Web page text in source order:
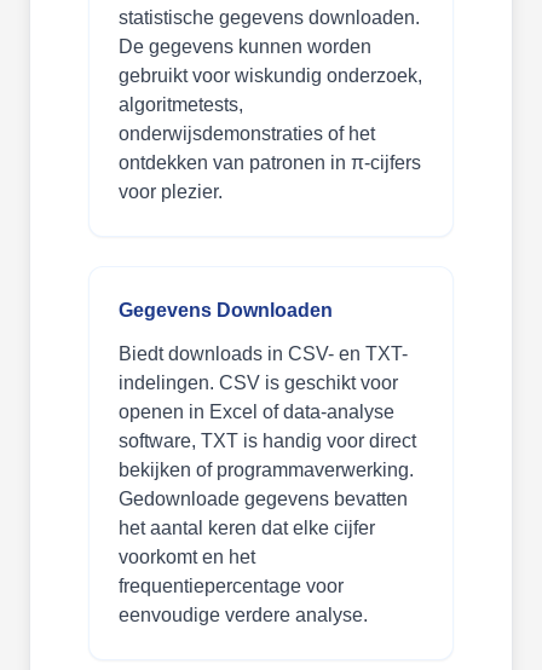
statistische gegevens downloaden.
De gegevens kunnen worden
gebruikt voor wiskundig onderzoek,
algoritmetests,
onderwijsdemonstraties of het
ontdekken van patronen in π-cijfers
voor plezier.
Gegevens Downloaden
Biedt downloads in CSV- en TXT-
indelingen. CSV is geschikt voor
openen in Excel of data-analyse
software, TXT is handig voor direct
bekijken of programmaverwerking.
Gedownloade gegevens bevatten
het aantal keren dat elke cijfer
voorkomt en het
frequentiepercentage voor
eenvoudige verdere analyse.